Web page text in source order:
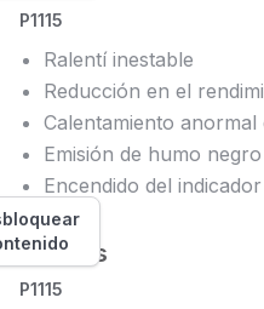
P1115
Ralentí inestable
Reducción en el
Calentamiento anormal
Emisión de humo
Encendido del
Causas
P1115